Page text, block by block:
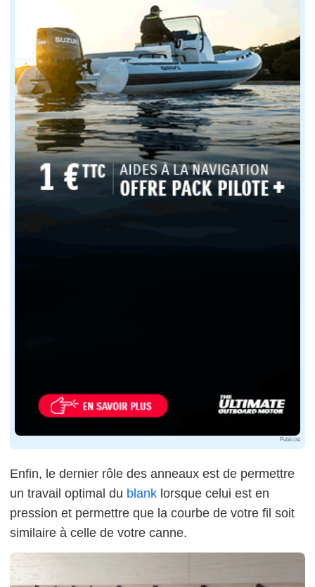
Publicité
Enfin, le dernier rôle des anneaux est de permettre
un travail optimal du blank lorsque celui est en
pression et permettre que la courbe de votre fil soit
similaire à celle de votre canne.